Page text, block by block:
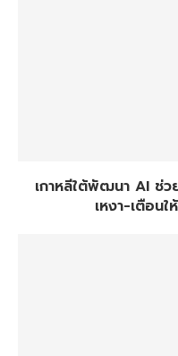
เกาหลีใต้พัฒนา AI ช่
เหงา-เตือน